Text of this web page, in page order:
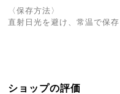
〈保存方法〉
直射日光を避け、常温で保存
ショップの評価